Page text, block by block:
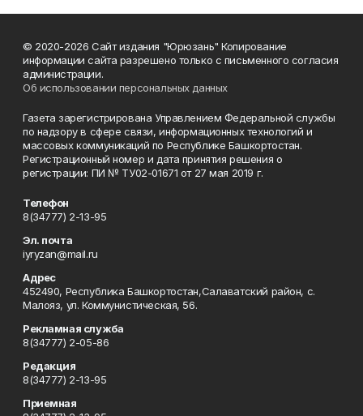
© 2020-2026 Сайт издания "Юрюзань" Копирование
информации сайта разрешено только с письменного согласия
администрации.
Об использовании персональных данных
Газета зарегистрирована Управлением Федеральной службы
по надзору в сфере связи, информационных технологий и
массовых коммуникаций по Республике Башкортостан.
Регистрационный номер и дата принятия решения о
регистрации: ПИ № ТУ02-01671 от 27 мая 2019 г.
Телефон
8(34777) 2-13-95
Эл. почта
iyryzan@mail.ru
Адрес
452490, Республика Башкортостан,Салаватский район, с.
Малояз, ул. Коммунистическая, 56.
Рекламная служба
8(34777) 2-05-86
Редакция
8(34777) 2-13-95
Приемная